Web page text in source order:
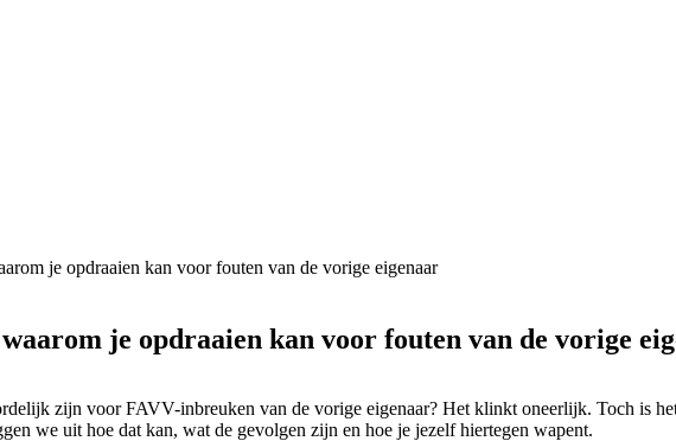
je opdraaien kan voor fouten van de vorige eigenaar
je opdraaien kan voor fouten van de vorige
zijn voor FAVV-inbreuken van de vorige eigenaar? Het klinkt oneerlijk. Toch is
we uit hoe dat kan, wat de gevolgen zijn en hoe je jezelf hiertegen wapent.